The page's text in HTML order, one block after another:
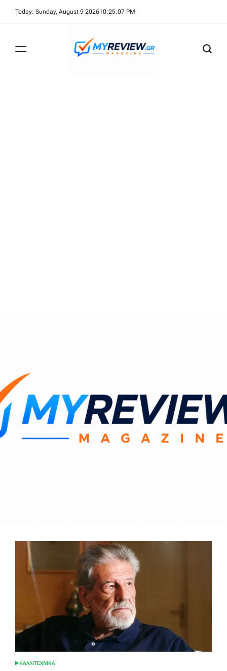
Today: Sunday, August 9 202610:25:07 PM
POSTED
ΚΑΛΛΙΤΕΧΝΙΚΑ